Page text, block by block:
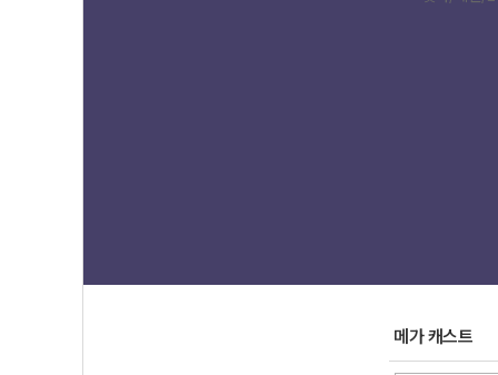
메가 캐스트